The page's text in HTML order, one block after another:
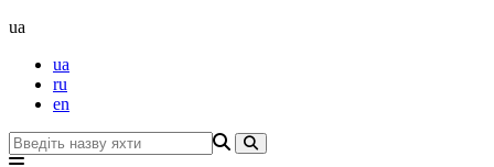
ua
ua
ru
en